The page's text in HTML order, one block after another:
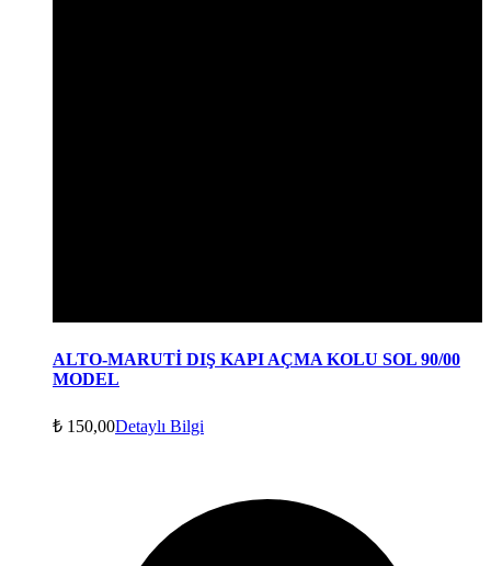
ALTO-MARUTİ DIŞ KAPI AÇMA KOLU SOL 90/00
MODEL
₺ 150,00Detaylı Bilgi